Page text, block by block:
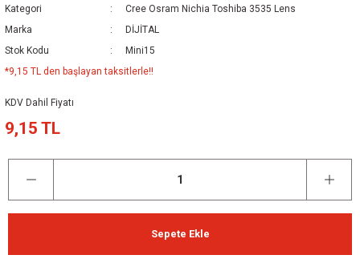
Kategori
Cree Osram Nichia Toshiba 3535 Lens
Marka
DİJİTAL
Stok Kodu
Mini15
*9,15 TL den başlayan taksitlerle!!
KDV Dahil Fiyatı
9,15 TL
Sepete Ekle